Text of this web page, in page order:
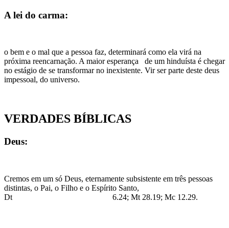
A lei do carma:
o bem e o mal que a pessoa faz, determinará como ela virá na
próxima reencarnação. A maior esperança de um hinduísta é chegar
no estágio de se transformar no inexistente. Vir ser parte deste deus
impessoal, do universo.
VERDADES BÍBLICAS
Deus:
Cremos em um só Deus, eternamente subsistente em três pessoas
distintas, o Pai, o Filho e o Espírito Santo,
Dt 6.24; Mt 28.19; Mc 12.29.